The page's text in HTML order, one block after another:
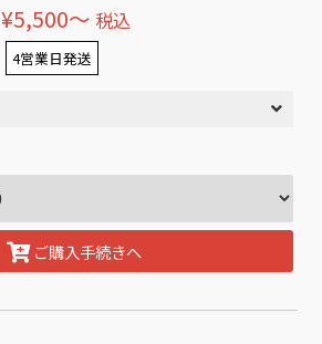
¥5,500〜 税込
4営業日発送
ご購入手続きへ